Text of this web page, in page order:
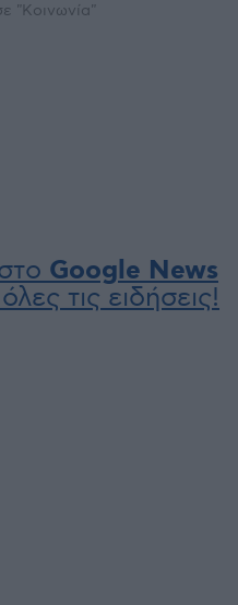
"Κοινωνία"
Google News
τις ειδήσεις!